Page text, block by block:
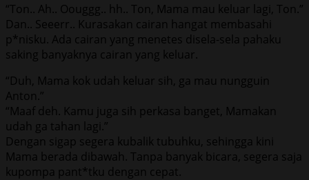
“Ton.. Ah.. Oouggg.. hh.. Ton, Mama mau keluar lagi, Ton.”
Dan.. Seeerr.. Kurasakan cairan hangat membasahi
p*nisku. Ada cairan yang menetes disela-sela pahaku
saking banyaknya cairan yang keluar.
“Duh, Mama kok udah keluar sih, ga mau nungguin
Anton.”
“Maaf deh. Kamu juga sih perkasa banget, Mamakan
udah ga tahan lagi.”
Dengan sigap segera kubalik tubuhku, sehingga kini
Mama berada dibawah. Tanpa banyak bicara, segera saja
kupompa pant*tku dengan cepat.